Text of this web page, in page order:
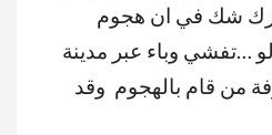
تترك شك في ان هجوم
…تفشي وباء عبر مدينة
من قام بالهجوم وقد